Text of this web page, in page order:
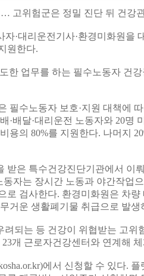
고위험군은 정밀 진단 뒤 건강
자·대리운전기사·환경미화원을
원한다.
한 업무를 하는 필수노동자 건
필수노동자 보호·지원 대책에
·배달·대리운전 노동자와 20명
용의 80%를 지원한다. 나머지
받은 특수건강진단기관에서 이
동자는 장시간 노동과 야간작업
로 검사한다. 환경미화원은 차
거운 생활폐기물 취급으로 발
려되는 등 건강이 위협받는 고위
개 근로자건강센터와 연계해
에서 신청할 수 있다.